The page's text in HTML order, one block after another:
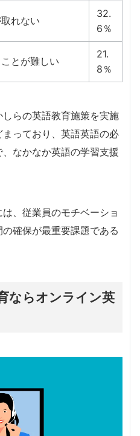
れない
32.
6％
とが難しい
21.
8％
らの英語教育施策を実施
っており、英語英語の必
なかなか英語の学習支援
、従業員のモチベーショ
確保が最重要課題である
ならオンライン英